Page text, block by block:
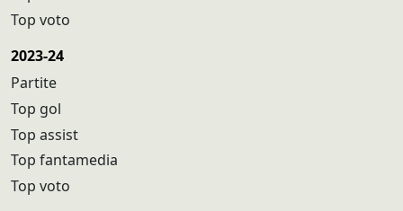
Top voto
2023-24
Partite
Top gol
Top assist
Top fantamedia
Top voto